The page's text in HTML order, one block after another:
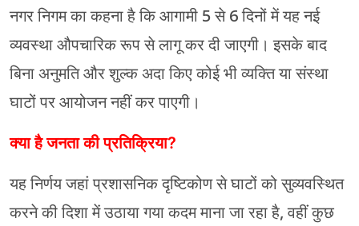
नगर निगम का कहना है कि आगामी 5 से 6 दिनों में यह नई
व्यवस्था औपचारिक रूप से लागू कर दी जाएगी। इसके बाद
बिना अनुमति और शुल्क अदा किए कोई भी व्यक्ति या संस्था
घाटों पर आयोजन नहीं कर पाएगी।
क्या है जनता की प्रतिक्रिया?
यह निर्णय जहां प्रशासनिक दृष्टिकोण से घाटों को सुव्यवस्थित
करने की दिशा में उठाया गया कदम माना जा रहा है, वहीं कुछ